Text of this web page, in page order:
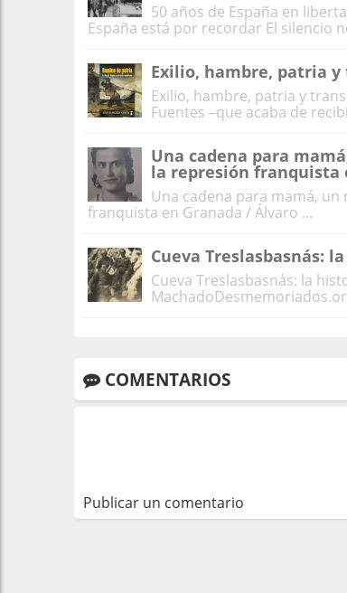
50 años de España en
España está por recordar El silencio
Exilio, hambre, patria
Exilio, hambre, patria y
Fuentes –que acaba de
Una cadena para
la represión franquista
Una cadena para mamá,
franquista en Granada / Álvaro ...
Cueva Treslasbasnás:
Cueva Treslasbasnás: la
COMENTARIOS
Publicar un comentario